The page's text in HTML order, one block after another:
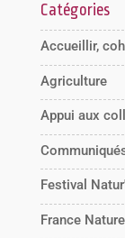
Catégories
Accueillir,
Agriculture
Appui aux
Festival
France